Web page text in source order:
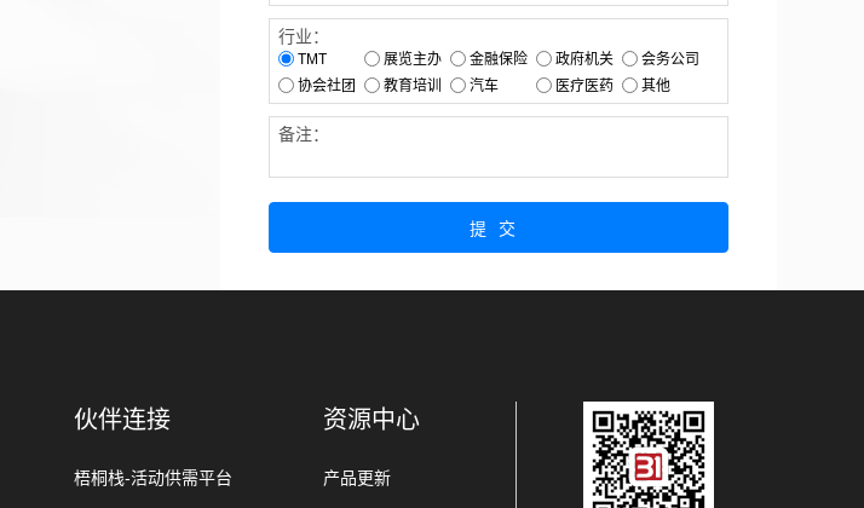
行业：
TMT 展览主办 金融保险 政府机关
会务公司
协会社团
教育培训 汽车 医疗医药 其他
备注：
提交
伙伴连接
梧桐栈-活动供需平台
资源中心
产品更新